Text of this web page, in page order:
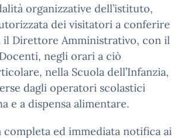
organizzative dell’istituto,
dei visitatori a conferire
Direttore Amministrativo, con il
negli orari a ciò
nella Scuola dell’Infanzia,
dagli operatori scolastici
e a dispensa alimentare.
ed immediata notifica ai